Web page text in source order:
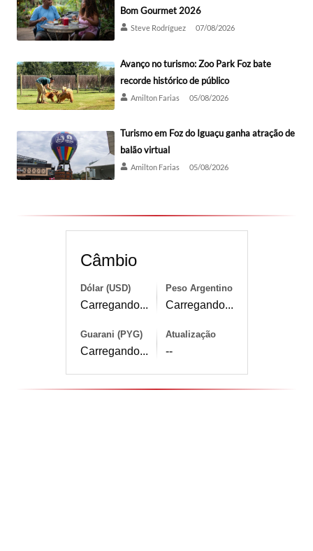
Bom Gourmet 2026
Steve Rodríguez 07/08/2026
Avanço no turismo: Zoo Park Foz bate
recorde histórico de público
Amilton Farias 05/08/2026
Turismo em Foz do Iguaçu ganha atração de
balão virtual
Amilton Farias 05/08/2026
Câmbio
Dólar (USD)
Carregando...
Peso Argentino
Carregando...
Guarani (PYG)
Carregando...
Atualização
--